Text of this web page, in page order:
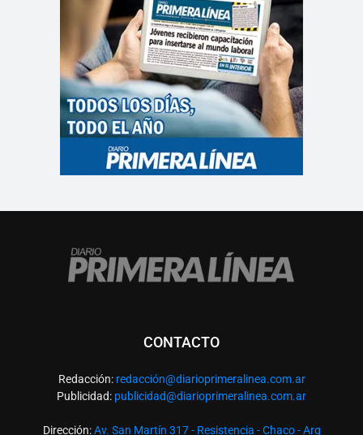
CONTACTO
Redacción: redacción@diarioprimeralinea.com.ar
Publicidad: publicidad@diarioprimeralinea.com.ar
Dirección:Av. San Martín 317 - Resistencia - Chaco - Arg